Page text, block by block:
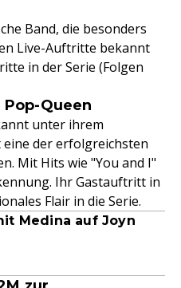
Band, die besonders
Live-Auftritte bekannt
in der Serie (Folgen
Queen
unter ihrem
der erfolgreichsten
Mit Hits wie "You and I"
Ihr Gastauftritt in
Flair in die Serie.
Medina auf Joyn